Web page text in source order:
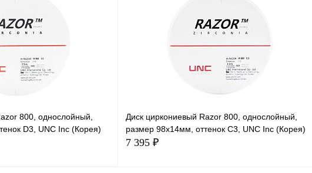
800, однослойный,
D3, UNC Inc (Корея)
Диск циркониевый Razor 800, однослойный,
размер 98х14мм, оттенок C3, UNC Inc (Корея)
7 395 ₽